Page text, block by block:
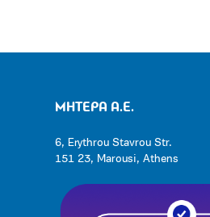
ΜΗΤΕΡΑ Α.Ε.
6, Erythrou Stavrou Str.
151 23, Marousi, Athens